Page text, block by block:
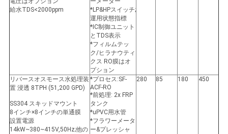
給水TDS<2000ppm
*LP&HPスイッチ;
運用状態指標
*IC制御ユニット
とTDS表示
*フィルムテッ
ク/ヒラナウティ
クス RO膜はオ
プション
リバースオスモース水処理装
置 浸透 8TPH (51,200 GPD)
SS304 スキッドマウント
8インチ×8インチの単通膜
設置電源
14kW~380~415V,50Hz;他の
*プロセス:SF-
ACF-RO
*前処理: 2x FRP
タンク
*uPVC用水管
*フラワーメータ
ー&プレッシャ
280 85 180 450